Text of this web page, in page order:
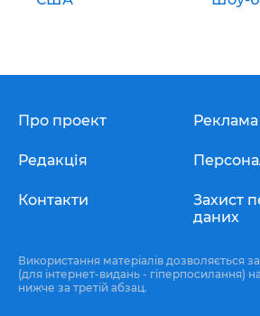
Про проект
Редакція
Контакти
Реклама
Захист
даних
Використання матеріалів дозволяється
(для інтернет-видань - гіперпосилання)
нижче за третій абзац.